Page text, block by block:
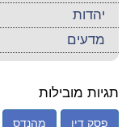
יהדות
מדעים
תגיות מובילות
פסק דין מהנדס